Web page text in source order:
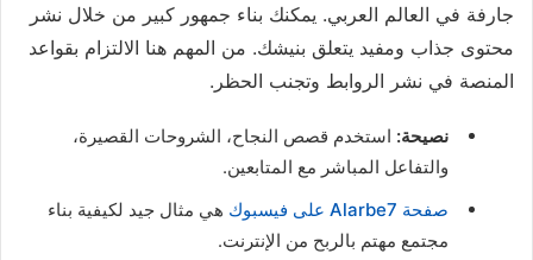
جارفة في العالم العربي. يمكنك بناء جمهور كبير من خلال نشر
محتوى جذاب ومفيد يتعلق بنيشك. من المهم هنا الالتزام بقواعد
المنصة في نشر الروابط وتجنب الحظر.
نصيحة: استخدم قصص النجاح، الشروحات القصيرة،
والتفاعل المباشر مع المتابعين.
صفحة Alarbe7 على فيسبوك
هي مثال جيد لكيفية بناء
مجتمع مهتم بالربح من الإنترنت.